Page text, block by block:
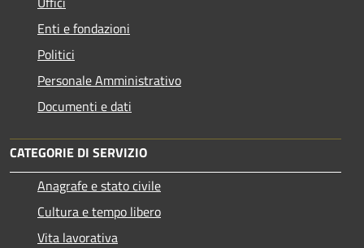
Enti e fondazioni
Politici
Personale Amministrativo
Documenti e dati
CATEGORIE DI SERVIZIO
Anagrafe e stato civile
Cultura e tempo libero
Vita lavorativa